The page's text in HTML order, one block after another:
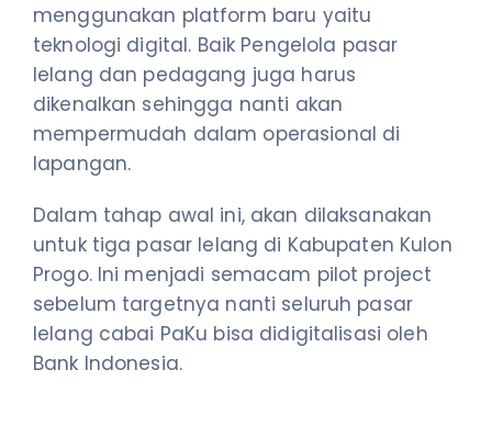
menggunakan platform baru yaitu
teknologi digital. Baik Pengelola pasar
lelang dan pedagang juga harus
dikenalkan sehingga nanti akan
mempermudah dalam operasional di
lapangan.
Dalam tahap awal ini, akan dilaksanakan
untuk tiga pasar lelang di Kabupaten Kulon
Progo. Ini menjadi semacam pilot project
sebelum targetnya nanti seluruh pasar
lelang cabai PaKu bisa didigitalisasi oleh
Bank Indonesia.